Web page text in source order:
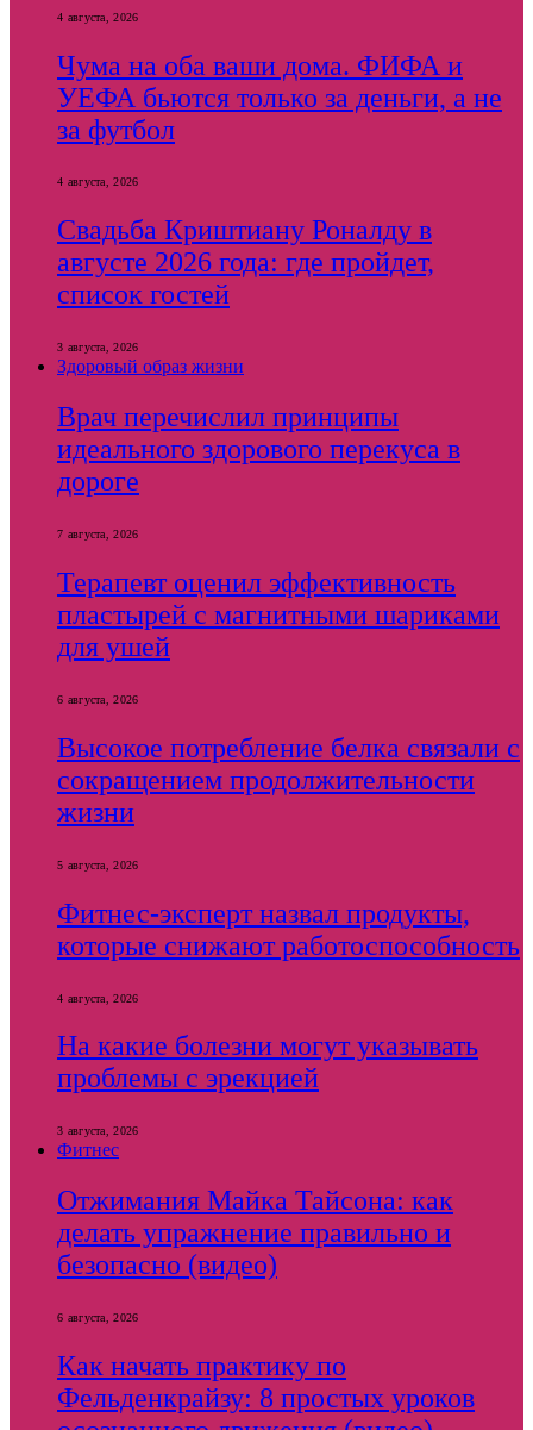
4 августа, 2026
Чума на оба ваши дома. ФИФА и
УЕФА бьются только за деньги, а не
за футбол
4 августа, 2026
Свадьба Криштиану Роналду в
августе 2026 года: где пройдет,
список гостей
3 августа, 2026
Здоровый образ жизни
Врач перечислил принципы
идеального здорового перекуса в
дороге
7 августа, 2026
Терапевт оценил эффективность
пластырей с магнитными шариками
для ушей
6 августа, 2026
Высокое потребление белка связали с
сокращением продолжительности
жизни
5 августа, 2026
Фитнес-эксперт назвал продукты,
которые снижают работоспособность
4 августа, 2026
На какие болезни могут указывать
проблемы с эрекцией
3 августа, 2026
Фитнес
Отжимания Майка Тайсона: как
делать упражнение правильно и
безопасно (видео)
6 августа, 2026
Как начать практику по
Фельденкрайзу: 8 простых уроков